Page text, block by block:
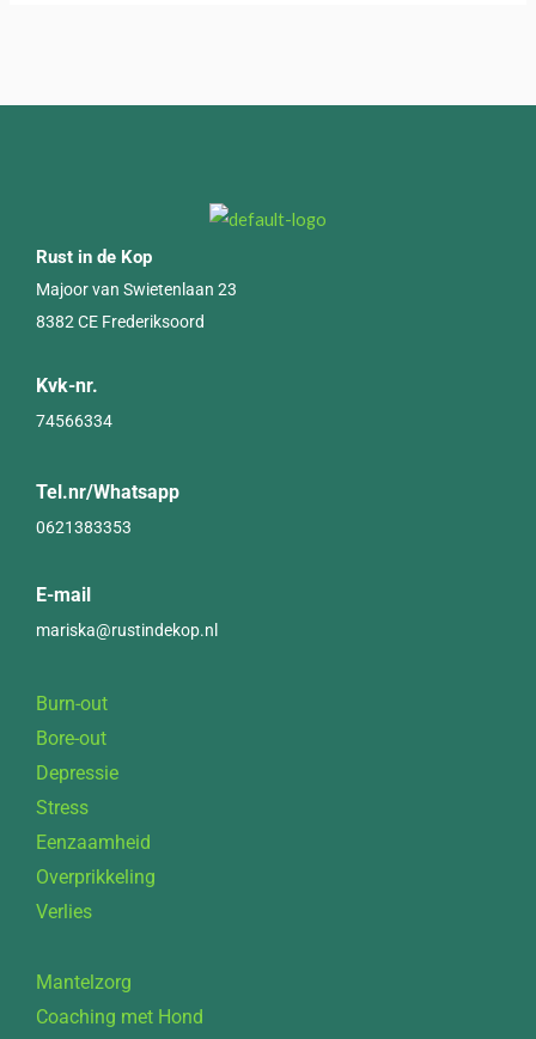
Rust in de Kop
Majoor van Swietenlaan 23
8382 CE Frederiksoord
Kvk-nr.
74566334
Tel.nr/Whatsapp
0621383353
E-mail
mariska@rustindekop.nl
Burn-out
Bore-out
Depressie
Stress
Eenzaamheid
Overprikkeling
Verlies
Mantelzorg
Coaching met Hond